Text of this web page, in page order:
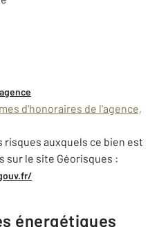
d'honoraires de l'agence,
auxquels ce bien est
sur le site Géorisques :
énergétiques